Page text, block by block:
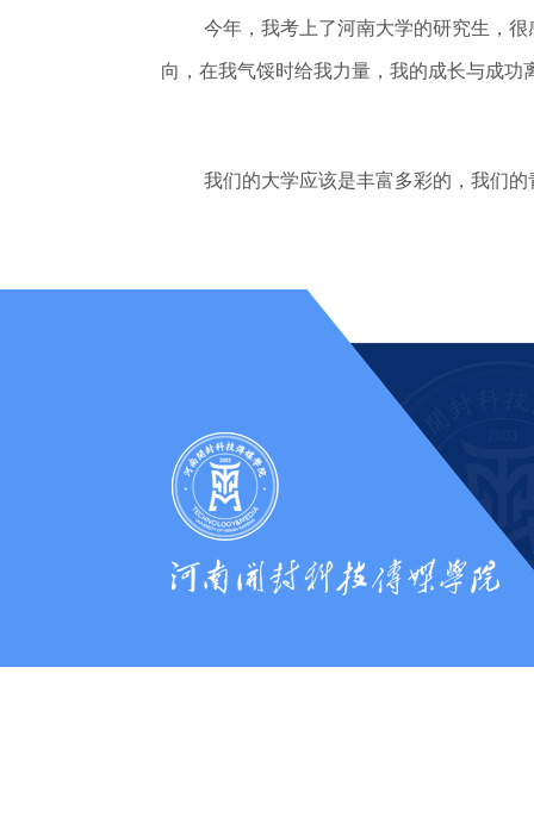
今年，我考上了河南大学的研究生，
向，在我气馁时给我力量，我的成长与成功
我们的大学应该是丰富多彩的，我们